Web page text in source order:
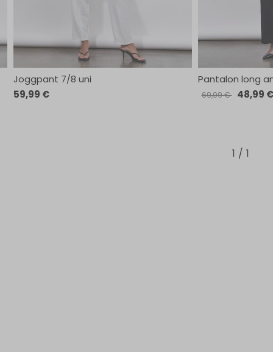
Joggpant 7/8 uni
59,99 €
Pantalon long
69,99 € 48,99 €
1 1